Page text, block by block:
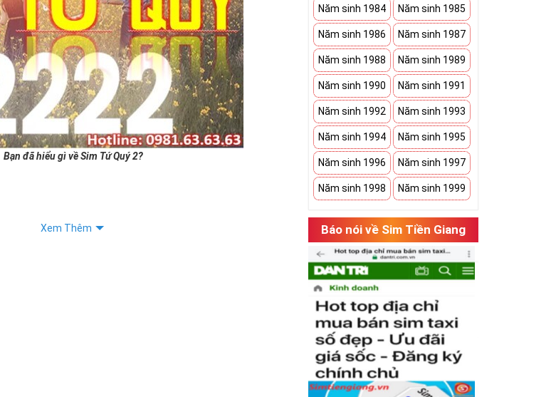
Bạn đã hiểu gì về Sim Tứ Quý 2?
Xem Thêm
Năm sinh 1984 Năm sinh 1985
Năm sinh 1986 Năm sinh 1987
Năm sinh 1988 Năm sinh 1989
Năm sinh 1990 Năm sinh 1991
Năm sinh 1992 Năm sinh 1993
Năm sinh 1994 Năm sinh 1995
Năm sinh 1996 Năm sinh 1997
Năm sinh 1998 Năm sinh 1999
Báo nói về Sim Tiền Giang